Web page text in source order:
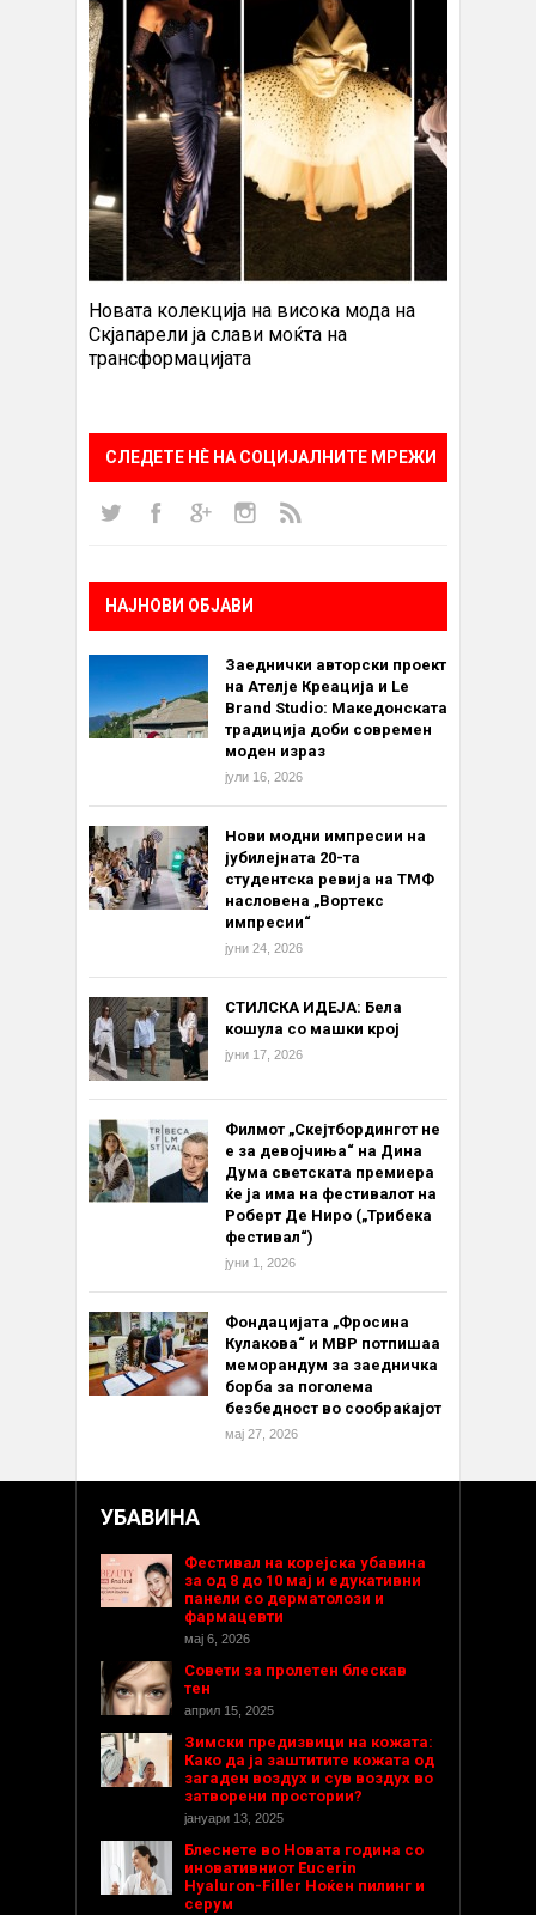
Новата колекција на висока мода на
Скјапарели ја слави моќта на
трансформацијата
СЛЕДЕТЕ НÈ НА СОЦИЈАЛНИТЕ МРЕЖИ
НАЈНОВИ ОБЈАВИ
Заеднички авторски проект
на Ателје Креација и Le
Brand Studio: Македонската
традиција доби современ
моден израз
јули 16, 2026
Нови модни импресии на
јубилејната 20-та
студентска ревија на ТМФ
насловена „Вортекс
импресии“
јуни 24, 2026
СТИЛСКА ИДЕЈА: Бела
кошула со машки крој
јуни 17, 2026
Филмот „Скејтбордингот не
е за девојчиња“ на Дина
Дума светската премиера
ќе ја има на фестивалот на
Роберт Де Ниро („Трибека
фестивал“)
јуни 1, 2026
Фондацијата „Фросина
Кулакова“ и МВР потпишаа
меморандум за заедничка
борба за поголема
безбедност во сообраќајот
мај 27, 2026
УБАВИНА
Фестивал на корејска убавина
за од 8 до 10 мај и едукативни
панели со дерматолози и
фармацевти
мај 6, 2026
Совети за пролетен блескав
тен
април 15, 2025
Зимски предизвици на кожата:
Како да ја заштитите кожата од
загаден воздух и сув воздух во
затворени простории?
јануари 13, 2025
Блеснете во Новата година со
иновативниот Eucerin
Hyaluron-Filler Ноќен пилинг и
серум